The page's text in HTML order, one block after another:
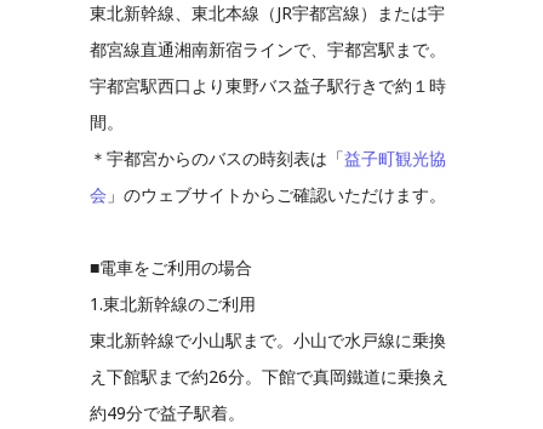
東北新幹線、東北本線（JR宇都宮線）または宇
都宮線直通湘南新宿ラインで、宇都宮駅まで。
宇都宮駅西口より東野バス益子駅行きで約１時
間。
＊宇都宮からのバスの時刻表は「益子町観光協
会 」のウェブサイトからご確認いただけます。
■電車をご利用の場合
1.東北新幹線のご利用
東北新幹線で小山駅まで。小山で水戸線に乗換
え下館駅まで約26分。下館で真岡鐵道に乗換え
約49分で益子駅着。